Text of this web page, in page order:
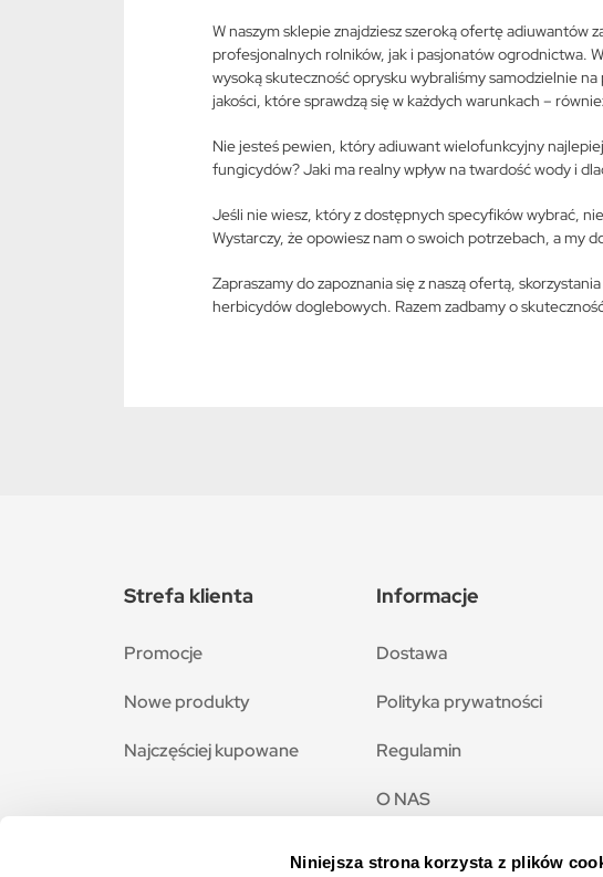
Niniejsza strona korzysta z plików
W naszym sklepie znajdziesz szeroką ofertę adiuwantów
profesjonalnych rolników, jak i pasjonatów ogrodnictwa.
wysoką skuteczność oprysku wybraliśmy samodzielnie
jakości, które sprawdzą się w każdych warunkach –
Nie jesteś pewien, który adiuwant wielofunkcyjny
fungicydów? Jaki ma realny wpływ na twardość wody i
Jeśli nie wiesz, który z dostępnych specyfików wybrać,
Wystarczy, że opowiesz nam o swoich potrzebach, a my
Zapraszamy do zapoznania się z naszą ofertą,
herbicydów doglebowych. Razem zadbamy o
Strefa klienta
Promocje
Nowe produkty
Najczęściej kupowane
Informacje
Dostawa
Polityka prywatności
Regulamin
O NAS